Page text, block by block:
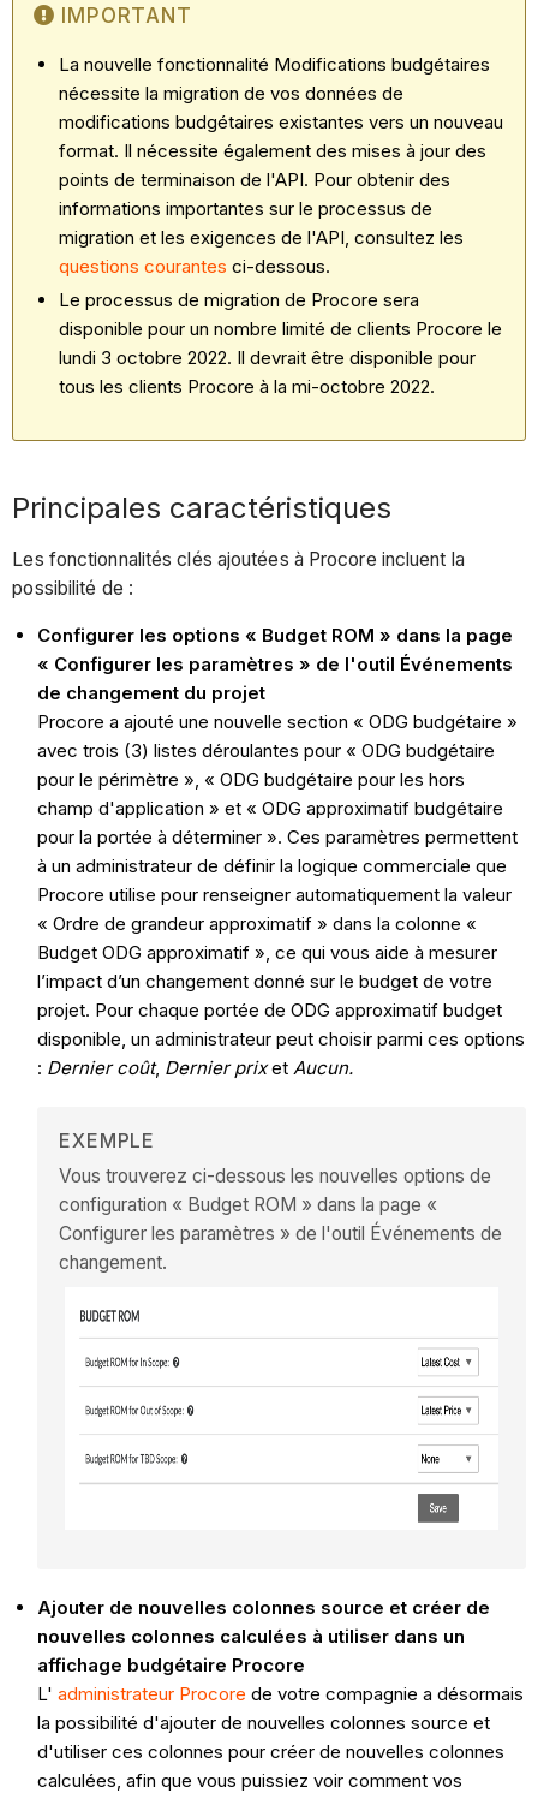
IMPORTANT
La nouvelle fonctionnalité Modifications budgétaires
nécessite la migration de vos données de
modifications budgétaires existantes vers un nouveau
format. Il nécessite également des mises à jour des
points de terminaison de l'API. Pour obtenir des
informations importantes sur le processus de
migration et les exigences de l'API, consultez les
questions courantes ci-dessous.
Le processus de migration de Procore sera
disponible pour un nombre limité de clients Procore le
lundi 3 octobre 2022. Il devrait être disponible pour
tous les clients Procore à la mi-octobre 2022.
Principales caractéristiques
Les fonctionnalités clés ajoutées à Procore incluent la
possibilité de :
Configurer les options « Budget ROM » dans la page
« Configurer les paramètres » de l'outil Événements
de changement du projet
Procore a ajouté une nouvelle section « ODG budgétaire »
avec trois (3) listes déroulantes pour « ODG budgétaire
pour le périmètre », « ODG budgétaire pour les hors
champ d'application » et « ODG approximatif budgétaire
pour la portée à déterminer ». Ces paramètres permettent
à un administrateur de définir la logique commerciale que
Procore utilise pour renseigner automatiquement la valeur
« Ordre de grandeur approximatif » dans la colonne «
Budget ODG approximatif », ce qui vous aide à mesurer
l’impact d’un changement donné sur le budget de votre
projet. Pour chaque portée de ODG approximatif budget
disponible, un administrateur peut choisir parmi ces options
: Dernier coût, Dernier prixetAucun.
EXEMPLE
Vous trouverez ci-dessous les nouvelles options de
configuration « Budget ROM » dans la page «
Configurer les paramètres » de l'outil Événements de
changement.
Ajouter de nouvelles colonnes source et créer de
nouvelles colonnes calculées à utiliser dans un
affichage budgétaire Procore
L'administrateur Procore de votre compagnie a désormais
la possibilité d'ajouter de nouvelles colonnes source et
d'utiliser ces colonnes pour créer de nouvelles colonnes
calculées, afin que vous puissiez voir comment vos